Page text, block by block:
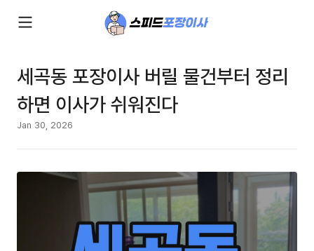
세곡동 포장이사 버릴 물건부터 정리
하면 이사가 쉬워진다
Jan 30, 2026